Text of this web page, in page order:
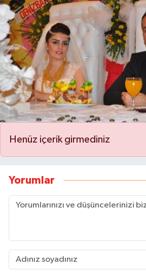
Henüz içerik girmediniz
Yorumlar
Tüm Manşetler
Son Dakika Haberleri
Haber Arşivi